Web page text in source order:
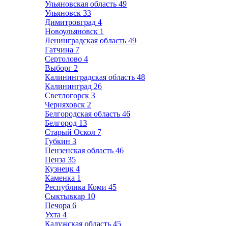
Ульяновская область 49
Ульяновск 33
Димитровград 4
Новоульяновск 1
Ленинградская область 49
Гатчина 7
Сертолово 4
Выборг 2
Калининградская область 48
Калининград 26
Светлогорск 3
Черняховск 2
Белгородская область 46
Белгород 13
Старый Оскол 7
Губкин 3
Пензенская область 46
Пенза 35
Кузнецк 4
Каменка 1
Республика Коми 45
Сыктывкар 10
Печора 6
Ухта 4
Калужская область 45